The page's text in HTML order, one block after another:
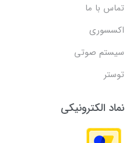
تماس با ما
اکسسوری
سیستم صوتی
توستر
نماد الکترونیکی